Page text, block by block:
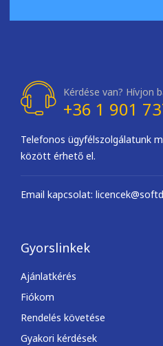
Kérdése van? Hívjon
+36 1 901
Telefonos ügyfélszolgálatunk
között érhető el.
Email kapcsolat:
Gyorslinkek
Ajánlatkérés
Fiókom
Rendelés követése
Gyakori kérdések